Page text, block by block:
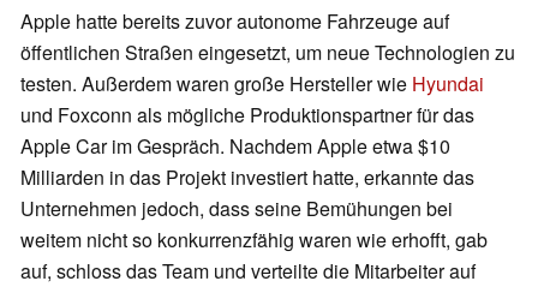
Apple hatte bereits zuvor autonome Fahrzeuge auf
öffentlichen Straßen eingesetzt, um neue Technologien zu
testen. Außerdem waren große Hersteller wie Hyundai
und Foxconn als mögliche Produktionspartner für das
Apple Car im Gespräch. Nachdem Apple etwa $10
Milliarden in das Projekt investiert hatte, erkannte das
Unternehmen jedoch, dass seine Bemühungen bei
weitem nicht so konkurrenzfähig waren wie erhofft, gab
auf, schloss das Team und verteilte die Mitarbeiter auf